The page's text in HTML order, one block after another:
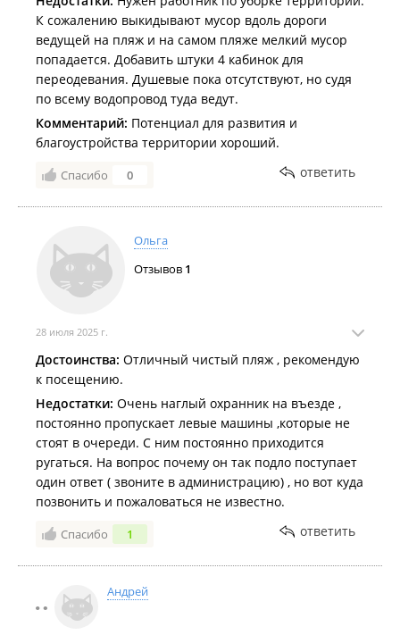
пляжей Русского острова​.
Купаться в Приморье разрешили в 29 местах.
Покрышки, арматура, капуста: дайверы очистили берег и
дно бухты Ахлёстышева на субботнике​.
Дайверов приглашают на подводный субботник на пляж
Ахлёстышева​.
«Плохих волн не бывает»: первые в этом сезоне
сельский туалет: как выглядит пляж на Ахлёстышева в
преддверии летнего сезона​.
Из коробки в грязь и бездорожье: сезон трофи-рейдов на
На пляже Ахлёстышева во Владивостоке оборудуют ещё одну
парковку возле скульптуры «Лиса Влада»​.
На Ахлёстышева планируют построить большой павильон
для велопроката​.
2025 год
«Маленький, но спорт»: завершающий этап гонок на
радиоуправляемых внедорожниках состоялся во
Владивостоке.
«Рыбак в лодке» занял своё место на набережной
конкурсами и лекциями, посвященный четвероногим.
Конкурсы, лакомства и шанс завести нового питомца: на
К сожалению выкидывают мусор вдоль дороги
ведущей на пляж и на самом пляже мелкий мусор
попадается. Добавить штуки 4 кабинок для
переодевания. Душевые пока отсутствуют, но судя
по всему водопровод туда ведут.
Комментарий: Потенциал для развития и
благоустройства территории хороший.
Спасибо 0 ответить
Ольга
Отзывов 1
28 июля 2025 г.
Достоинства: Отличный чистый пляж , рекомендую
к посещению.
Недостатки: Очень наглый охранник на въезде ,
постоянно пропускает левые машины ,которые не
стоят в очереди. С ним постоянно приходится
ругаться. На вопрос почему он так подло поступает
один ответ ( звоните в администрацию) , но вот куда
позвонить и пожаловаться не известно.
Спасибо 1 ответить
Андрей